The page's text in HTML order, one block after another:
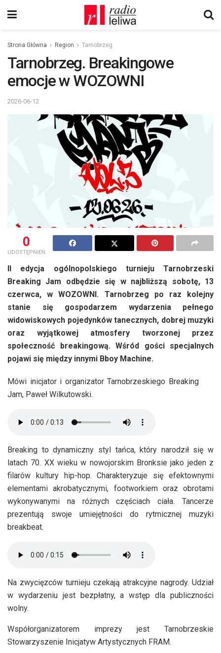
Strona Główna Region Tarnobrzeg
Tarnobrzeg. Breakingowe
emocje w WOZOWNI
2026-06-12
0
UDOSTĘPNIEŃ
II edycja ogólnopolskiego turnieju Tarnobrzeski
Breaking Jam odbędzie się w najbliższą sobotę, 13
czerwca, w WOZOWNI. Tarnobrzeg po raz kolejny
stanie się gospodarzem wydarzenia pełnego
widowiskowych pojedynków tanecznych, dobrej muzyki
oraz wyjątkowej atmosfery tworzonej przez
społeczność breakingową. Wśród gości specjalnych
pojawi się między innymi Bboy Machine.
Mówi inicjator i organizator Tarnobrzeskiego Breaking
Jam, Paweł Wilkutowski.
Breaking to dynamiczny styl tańca, który narodził się w
latach 70. XX wieku w nowojorskim Bronksie jako jeden z
filarów kultury hip-hop. Charakteryzuje się efektownymi
elementami akrobatycznymi, footworkiem oraz obrotami
wykonywanymi na różnych częściach ciała. Tancerze
prezentują swoje umiejętności do rytmicznej muzyki
breakbeat.
Na zwycięzców turnieju czekają atrakcyjne nagrody. Udział
w wydarzeniu jest bezpłatny, a wstęp dla publiczności
wolny.
Współorganizatorem imprezy jest Tarnobrzeskie
Stowarzyszenie Inicjatyw Artystycznych FRAM.